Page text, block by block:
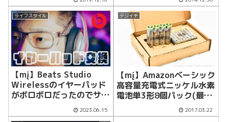
ライフスタイル
【mį】Beats Studio
Wirelessのイヤーパッド
がボロボロだったのでサー
ドパーティのパッドに交換
した
2023.06.15
デジイチ
【mį】Amazonベーシック
高容量充電式ニッケル水素
電池単3形8個パック(最小
容量 2400mAh、約500回
使用可能)を追加
2017.03.22